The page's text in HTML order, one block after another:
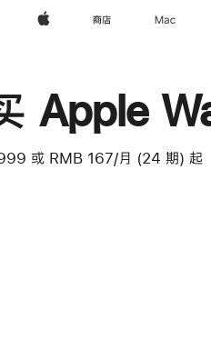
Apple 商店 Mac
Apple
或 RMB 167/月 (24 期) 起